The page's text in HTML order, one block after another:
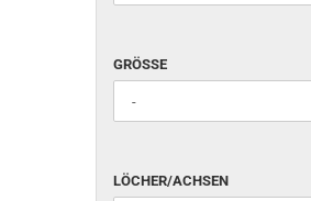
GRÖSSE
GRÖSSE
LÖCHER/ACHSEN
LÖCHER/ACHSEN